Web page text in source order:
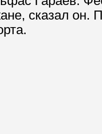
сказал он.